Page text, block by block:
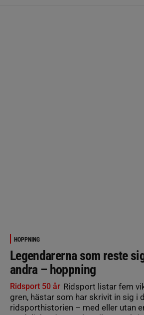
HOPPNING
Legendarerna som reste
andra – hoppning
Ridsport 50 år Ridsport listar fem
gren, hästar som har skrivit in sig i
ridsporthistorien – med eller utan